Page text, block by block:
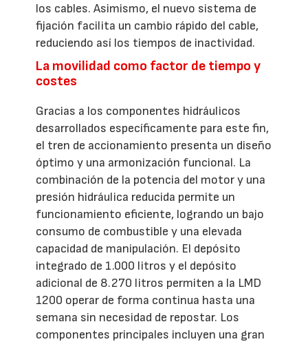
los cables. Asimismo, el nuevo sistema de
fijación facilita un cambio rápido del cable,
reduciendo así los tiempos de inactividad.
La movilidad como factor de tiempo y
costes
Gracias a los componentes hidráulicos
desarrollados específicamente para este fin,
el tren de accionamiento presenta un diseño
óptimo y una armonización funcional. La
combinación de la potencia del motor y una
presión hidráulica reducida permite un
funcionamiento eficiente, logrando un bajo
consumo de combustible y una elevada
capacidad de manipulación. El depósito
integrado de 1.000 litros y el depósito
adicional de 8.270 litros permiten a la LMD
1200 operar de forma continua hasta una
semana sin necesidad de repostar. Los
componentes principales incluyen una gran